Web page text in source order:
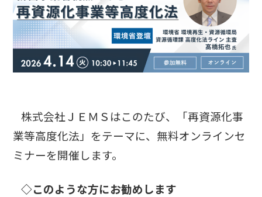
株式会社ＪＥＭＳはこのたび、「再資源化事
業等高度化法」をテーマに、無料オンラインセ
ミナーを開催します。
◇このような方にお勧めします